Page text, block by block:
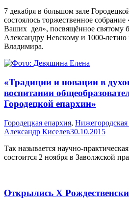
7 декабря в большом зале
состоялось торжественное
Ваших дел», посвящённое святому
Александру Невскому и 1000-летию
Владимира.
«Традиции и новации в
воспитании
Городецкой епархии»
Городецкая епархия,
Александр Киселев30.10.2015
Так называется научно-
состоится 2 ноября в Заволжской
Открылись X